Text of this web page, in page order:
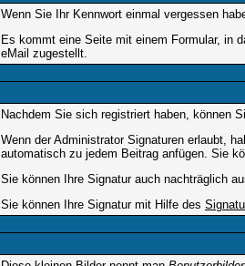
Wenn Sie Ihr Kennwort einmal vergessen
Es kommt eine Seite mit einem Formular, in
eMail zugestellt.
Nachdem Sie sich registriert haben, können
Wenn der Administrator Signaturen erlaubt,
automatisch zu jedem Beitrag anfügen. Sie
Sie können Ihre Signatur auch nachträglich
Sie können Ihre Signatur mit Hilfe des